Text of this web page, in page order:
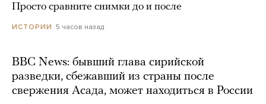
Просто сравните снимки до и после
ИСТОРИИ 5 часов назад
BBC News: бывший глава сирийской
разведки, сбежавший из страны после
свержения Асада, может находиться в России